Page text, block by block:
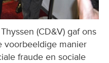
(CD&V) gaf ons
voorbeeldige manier
fraude en sociale